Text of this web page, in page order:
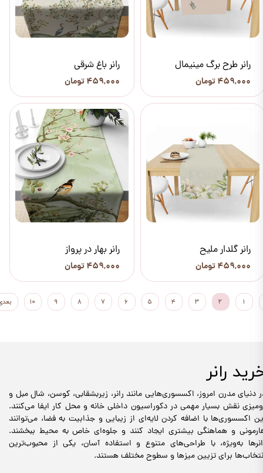
رانر طرح برگ مینیمال
۴۵۹,۰۰۰ تومان
رانر باغ شرقی
۴۵۹,۰۰۰ تومان
رانر گلدار ملیح
۴۵۹,۰۰۰ تومان
رانر بهار در پرواز
۴۵۹,۰۰۰ تومان
۱ ۲ ۳ ۴ ۵ ۶ ۷ ۸ ۹ ۱۰
رانر
دنیای مدرن امروز، اکسسوری‌هایی مانند رانر، زیربشقابی، کوسن، شال مبل و
نقش بسیار مهمی در دکوراسیون داخلی خانه و محل کار ایفا می‌کنند.
اکسسوری‌ها با اضافه کردن لایه‌ای از زیبایی و جذابیت به فضا، می‌توانند
و هماهنگی بیشتری ایجاد کنند و جلوه‌ای خاص به محیط ببخشند.
به‌ویژه، با طراحی‌های متنوع و استفاده آسان، یکی از محبوب‌ترین
برای تزیین میزها و سطوح مختلف هستند.